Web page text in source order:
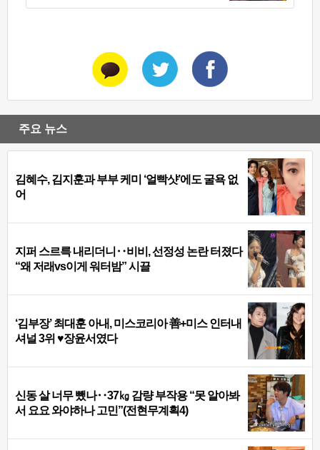
주요 뉴스
김혜수, 김지훈과 부부 케미 ‘얼빡샷’에도 굴욕 없
어
지퍼 스르륵 내리더니‥비비, 선정성 논란 터졌다
“왜 저래vs이게 워터밤” 시끌
‘김부장’ 최대훈 아내, 미스코리아 善+미스 인터내
셔널 3위 ♥장윤서였다
신동 살 너무 뺐나‥37㎏ 감량 부작용 “못 알아봐
서 요요 와야하나 고민”(전현무계획4)